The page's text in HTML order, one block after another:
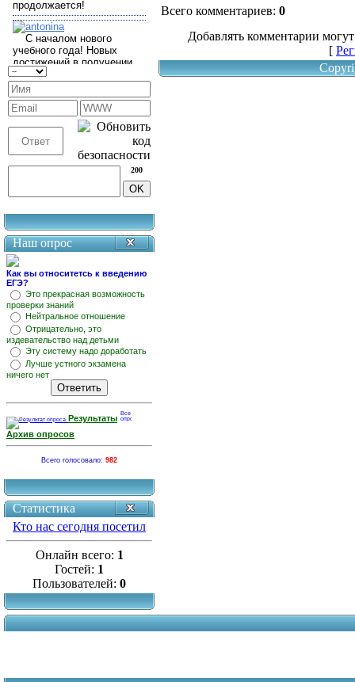
200
Наш опрос
Как вы относитетсь к введению
ЕГЭ?
Это прекрасная возможность
проверки знаний
Нейтральное отношение
Отрицательно, это
издевательство над детьми
Эту систему надо доработать
Лучше устного экзамена
ничего нет
Результаты
Архив опросов
Всего голосовало: 982
Статистика
Кто нас сегодня посетил
Онлайн всего: 1
Гостей: 1
Пользователей: 0
Всего комментариев: 0
Добавлять комментарии
[